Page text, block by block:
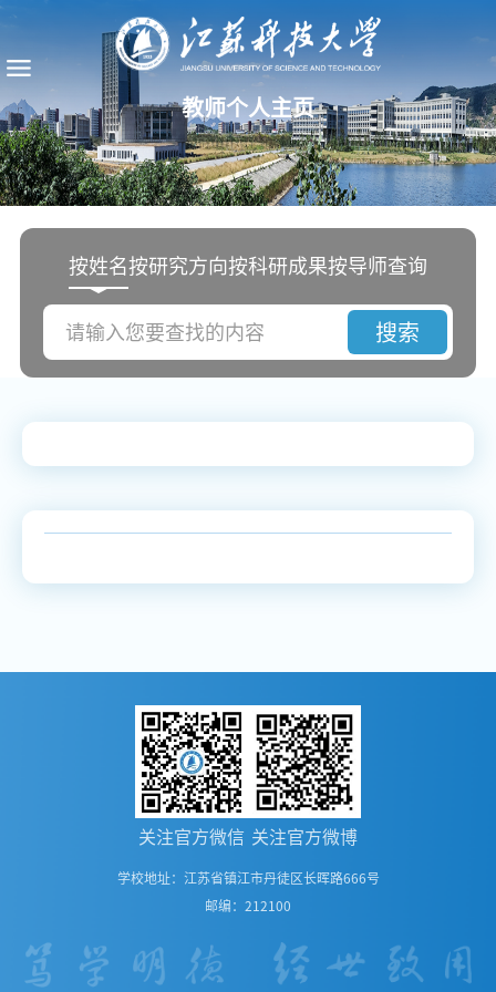
教师个人主页
按姓名按研究方向按科研成果按导师查询
搜索
关注官方微信 关注官方微博
学校地址：江苏省镇江市丹徒区长晖路666号
邮编：212100